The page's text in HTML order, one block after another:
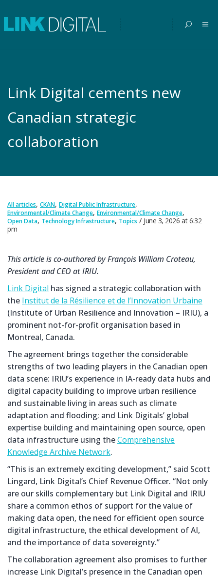
Link Digital cements new
Canadian strategic
collaboration
All articles, CKAN, Digital Public Infrastructure,
Environmental/Climate Change, Environmental/Climate Change,
Open Data, Technology Infrastructure, Topics June 3, 2026 at 6:32
pm
This article is co-authored by François William Croteau,
President and CEO at IRIU.
Link Digital has signed a strategic collaboration with
the Institut de la Résilience et de l’Innovation Urbaine
(Institute of Urban Resilience and Innovation – IRIU), a
prominent not-for-profit organisation based in
Montreal, Canada.
The agreement brings together the considerable
strengths of two leading players in the Canadian open
data scene: IRIU’s experience in IA-ready data hubs and
digital capacity building to improve urban resilience
and sustainable living in areas such as climate
adaptation and flooding; and Link Digitals’ global
expertise building and maintaining open source, open
data infrastructure using theComprehensive
Knowledge Archive Network.
“This is an extremely exciting development,” said Scott
Lingard, Link Digital’s Chief Revenue Officer. “Not only
are our skills complementary but Link Digital and IRIU
share a common ethos of support for the value of
making data open, the need for efficient open source
digital infrastructure, the ethical development of AI,
and the importance of data sovereignty.”
The collaboration agreement also promises to further
increase Link Digital’s presence in the Canadian open